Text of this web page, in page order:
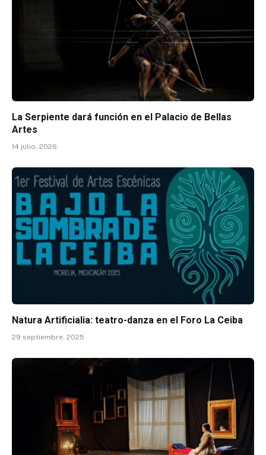
La Serpiente dará función en el Palacio de Bellas
Artes
14 julio, 2026
Natura Artificialia: teatro-danza en el Foro La Ceiba
29 septiembre, 2025